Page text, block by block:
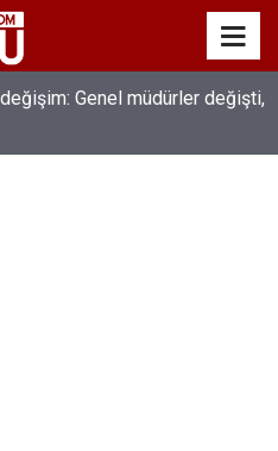
Genel müdürler değişti,